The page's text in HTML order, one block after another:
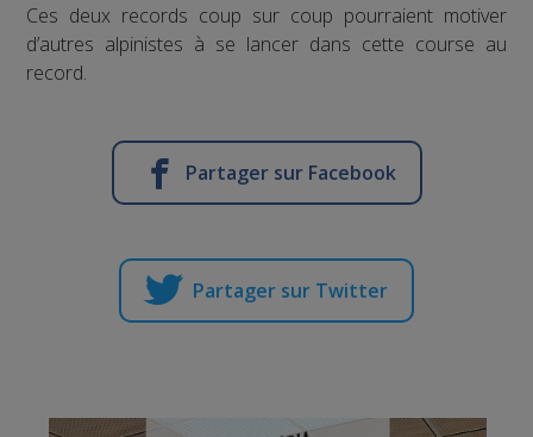
Ces deux records coup sur coup pourraient motiver
d’autres alpinistes à se lancer dans cette course au
record.
Partager sur Facebook
Partager sur Twitter